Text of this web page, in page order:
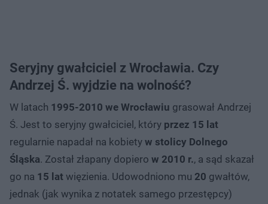
Seryjny gwałciciel z Wrocławia. Czy
Andrzej Ś. wyjdzie na wolność?
W latach 1995-2010 we Wrocławiu grasował Andrzej
Ś. Jest to seryjny gwałciciel, który przez 15 lat
regularnie napadał na kobiety w stolicy Dolnego
Śląska. Został złapany dopiero w 2010 r., a sąd skazał
go na 15 lat więzienia. Udowodniono mu 20 gwałtów,
jednak (jak wynika z notatek samego przestępcy)